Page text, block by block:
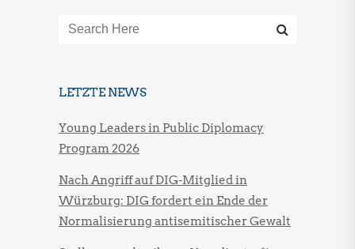
LETZTE NEWS
Young Leaders in Public Diplomacy
Program 2026
Nach Angriff auf DIG-Mitglied in
Würzburg: DIG fordert ein Ende der
Normalisierung antisemitischer Gewalt